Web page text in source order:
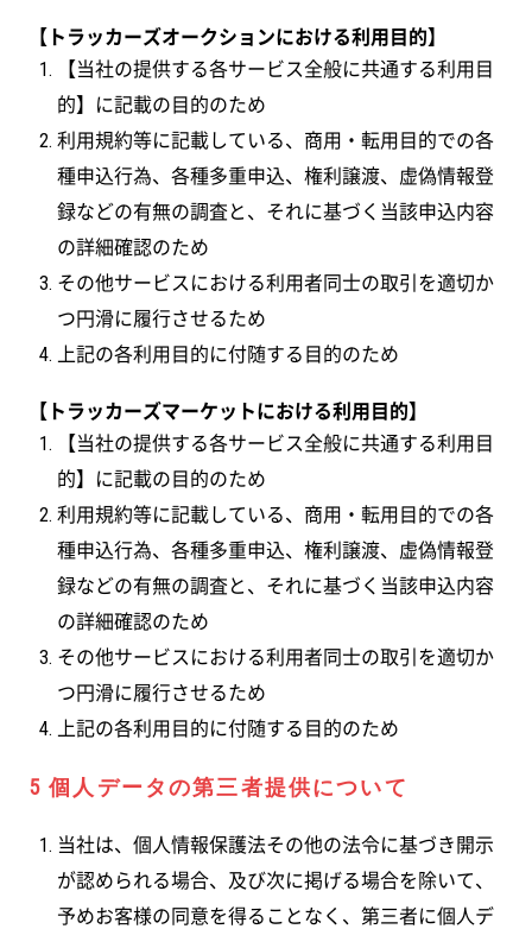
【トラッカーズオークションにおける利用目的】
【当社の提供する各サービス全般に共通する利用目
的】に記載の目的のため
利用規約等に記載している、商用・転用目的での各
種申込行為、各種多重申込、権利譲渡、虚偽情報登
録などの有無の調査と、それに基づく当該申込内容
の詳細確認のため
その他サービスにおける利用者同士の取引を適切か
つ円滑に履行させるため
上記の各利用目的に付随する目的のため
【トラッカーズマーケットにおける利用目的】
【当社の提供する各サービス全般に共通する利用目
的】に記載の目的のため
利用規約等に記載している、商用・転用目的での各
種申込行為、各種多重申込、権利譲渡、虚偽情報登
録などの有無の調査と、それに基づく当該申込内容
の詳細確認のため
その他サービスにおける利用者同士の取引を適切か
つ円滑に履行させるため
上記の各利用目的に付随する目的のため
5 個人データの第三者提供について
当社は、個人情報保護法その他の法令に基づき開示
が認められる場合、及び次に掲げる場合を除いて、
予めお客様の同意を得ることなく、第三者に個人デ